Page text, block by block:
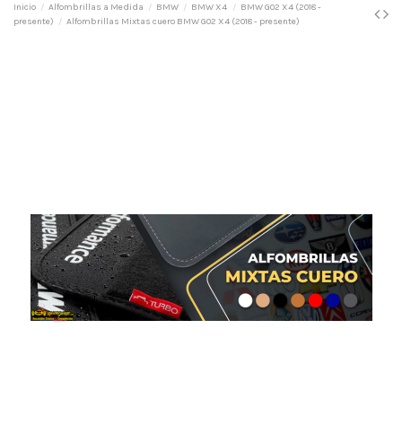
Inicio Alfombrillas a Medida BMW BMW X4
BMW G02 X4 (2018 -
presente)
Alfombrillas Mixtas cuero BMW G02 X4 (2018 - presente)